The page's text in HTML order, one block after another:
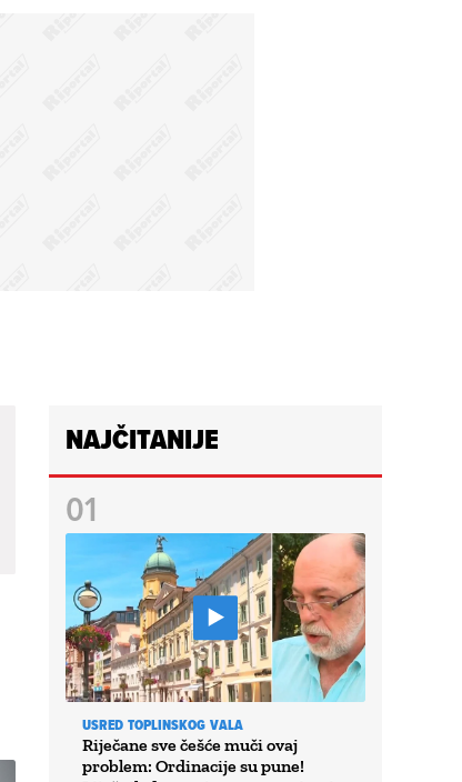
NAJČITANIJE
USRED TOPLINSKOG VALA
Riječane sve češće muči ovaj
problem: Ordinacije su pune!